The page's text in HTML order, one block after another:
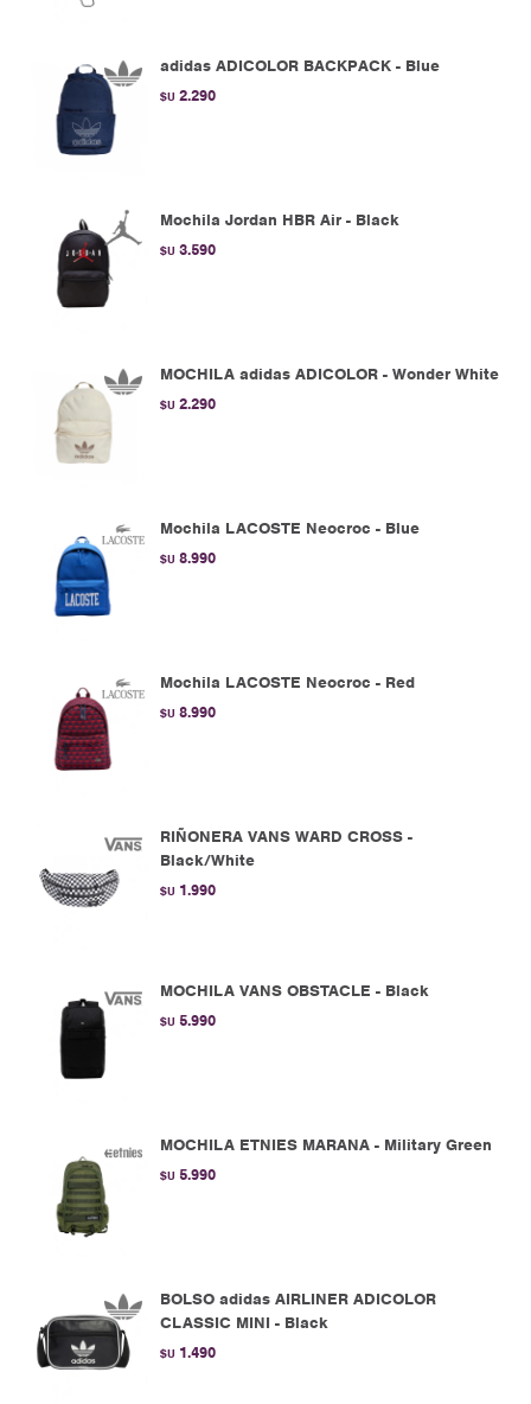
adidas ADICOLOR BACKPACK - Blue
$U 2.290
Mochila Jordan HBR Air - Black
$U 3.590
MOCHILA adidas ADICOLOR - Wonder White
$U 2.290
Mochila LACOSTE Neocroc - Blue
$U 8.990
Mochila LACOSTE Neocroc - Red
$U 8.990
RIÑONERA VANS WARD CROSS -
Black/White
$U 1.990
MOCHILA VANS OBSTACLE - Black
$U 5.990
MOCHILA ETNIES MARANA - Military Green
$U 5.990
BOLSO adidas AIRLINER ADICOLOR
CLASSIC MINI - Black
$U 1.490